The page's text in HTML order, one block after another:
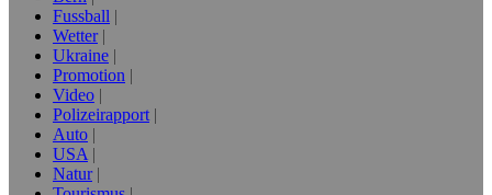
Fussball
Wetter
Ukraine
Promotion
Video
Polizeirapport
Auto
USA
Natur